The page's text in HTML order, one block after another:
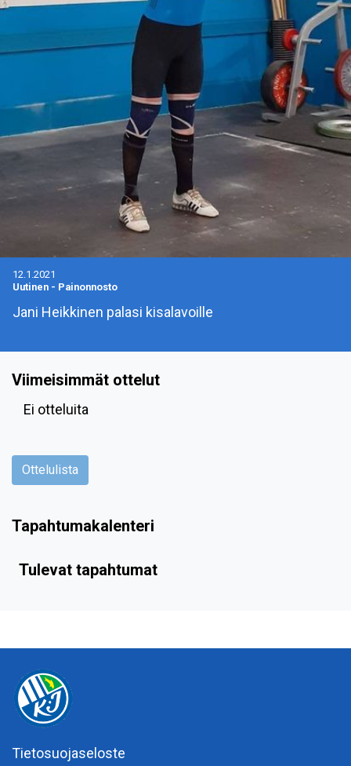
12.1.2021
Uutinen - Painonnosto
Jani Heikkinen palasi kisalavoille
Viimeisimmät ottelut
Ei otteluita
Ottelulista
Tapahtumakalenteri
Tulevat tapahtumat
Tietosuojaseloste